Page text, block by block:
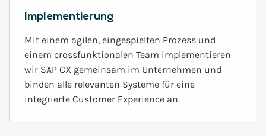
Implementierung
Mit einem agilen, eingespielten Prozess und
einem crossfunktionalen Team implementieren
wir SAP CX gemeinsam im Unternehmen und
binden alle relevanten Systeme für eine
integrierte Customer Experience an.